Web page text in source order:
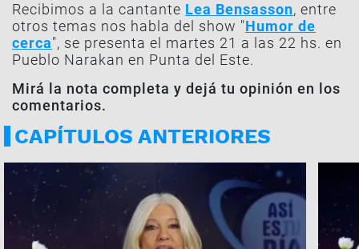
Recibimos a la cantante Lea Bensasson, entre
otros temas nos habla del show "Humor de
cerca", se presenta el martes 21 a las 22 hs. en
Pueblo Narakan en Punta del Este.
Mirá la nota completa y dejá tu opinión en los
comentarios.
CAPÍTULOS ANTERIORES